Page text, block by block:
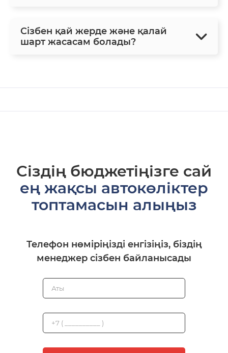
Сізбен қай жерде және қалай
шарт жасасам болады?
Сіздің бюджетіңізге сай
ең жақсы автокөліктер
топтамасын алыңыз
Телефон нөміріңізді енгізіңіз, біздің
менеджер сізбен байланысады